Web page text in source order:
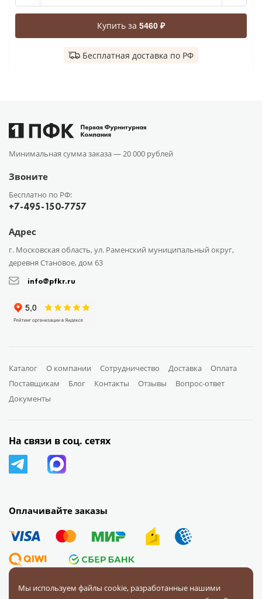
Купить за 5460 ₽
Бесплатная доставка по РФ
Минимальная сумма заказа — 20 000 рублей
Звоните
Бесплатно по РФ:
+7-495-150-7757
Адрес
г. Московская область, ул. Раменский муниципальный округ,
деревня Становое, дом 63
info@pfkr.ru
Каталог О компании Сотрудничество Доставка
Оплата
Поставщикам
Блог Контакты Отзывы
Вопрос-ответ
Документы
Оплачивайте заказы
На связи в соц. сетях
Мы используем файлы cookie, разработанные нашими